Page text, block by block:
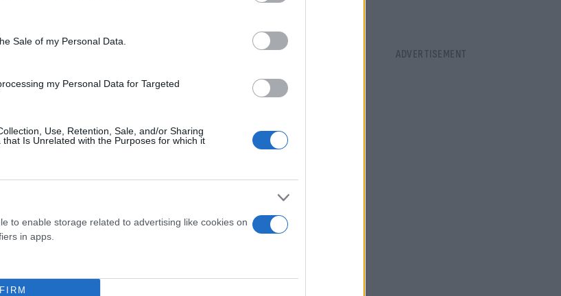
Sale of my Personal Data.
my Personal Data for Targeted
Use, Retention, Sale, and/or Sharing
Is Unrelated with the Purposes for which it
to enable storage related to advertising like cookies on
in apps.
Montealegre, το ρόλο της οποίας έχει αναλάβει